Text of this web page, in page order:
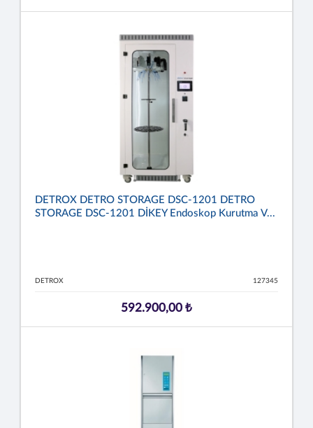
DETROX DETRO STORAGE DSC-1201 DETRO
STORAGE DSC-1201 DİKEY Endoskop Kurutma V...
DETROX 127345
592.900,00 ₺